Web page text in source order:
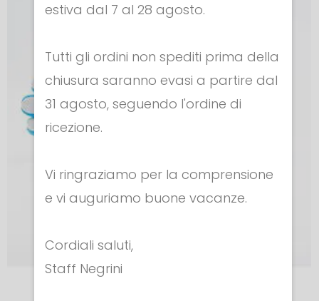
estiva dal 7 al 28 agosto.
Tutti gli ordini non spediti prima della
chiusura saranno evasi a partire dal
31 agosto, seguendo l'ordine di
ricezione.
Vi ringraziamo per la comprensione
e vi auguriamo buone vacanze.
Cordiali saluti,
Staff Negrini